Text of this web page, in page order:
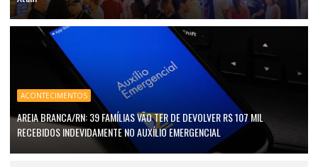
ACONTECIMENTOS
AREIA BRANCA/RN: 39 FAMÍLIAS VÃO TER DE DEVOLVER R$ 107 MIL
RECEBIDOS INDEVIDAMENTE NO AUXÍLIO EMERGENCIAL